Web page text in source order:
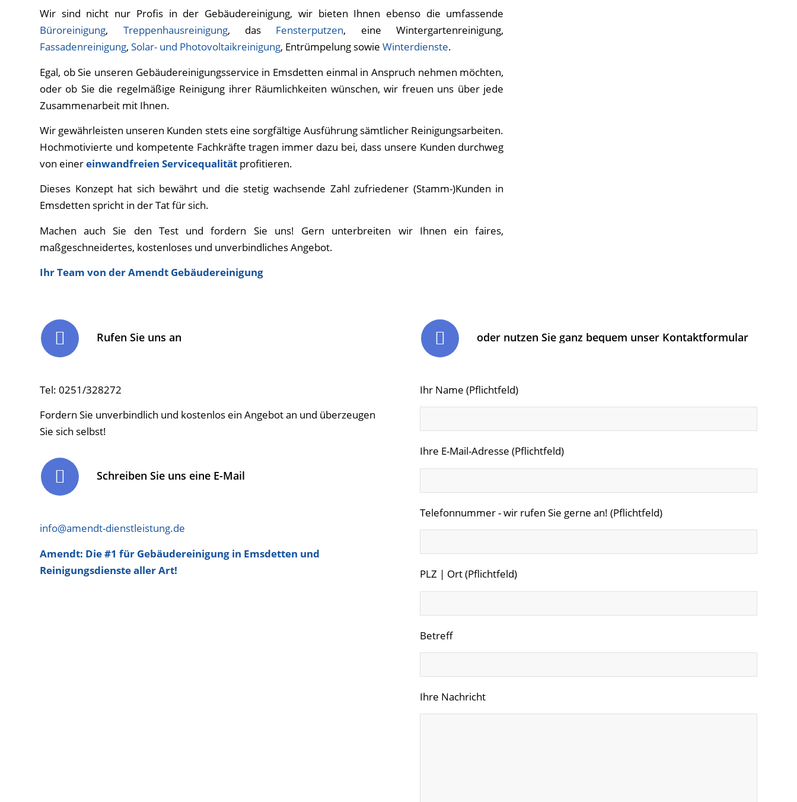
Wir sind nicht nur Profis in der Gebäudereinigung, wir bieten Ihnen ebenso die umfassende
Büroreinigung, Treppenhausreinigung, das Fensterputzen, eine Wintergartenreinigung,
Fassadenreinigung, Solar- und Photovoltaikreinigung, Entrümpelung sowie Winterdienste.
Egal, ob Sie unseren Gebäudereinigungsservice in Emsdetten einmal in Anspruch nehmen möchten,
oder ob Sie die regelmäßige Reinigung ihrer Räumlichkeiten wünschen, wir freuen uns über jede
Zusammenarbeit mit Ihnen.
Wir gewährleisten unseren Kunden stets eine sorgfältige Ausführung sämtlicher Reinigungsarbeiten.
Hochmotivierte und kompetente Fachkräfte tragen immer dazu bei, dass unsere Kunden durchweg
von einereinwandfreien Servicequalität profitieren.
Dieses Konzept hat sich bewährt und die stetig wachsende Zahl zufriedener (Stamm-)Kunden in
Emsdetten spricht in der Tat für sich.
Machen auch Sie den Test und fordern Sie uns! Gern unterbreiten wir Ihnen ein faires,
maßgeschneidertes, kostenloses und unverbindliches Angebot.
Ihr Team von der Amendt Gebäudereinigung
Rufen Sie uns an
Tel: 0251/328272
Fordern Sie unverbindlich und kostenlos ein Angebot an und überzeugen
Sie sich selbst!
Schreiben Sie uns eine E-Mail
info@amendt-dienstleistung.de
Amendt: Die #1 für Gebäudereinigung in Emsdetten und
Reinigungsdienste aller Art!
oder nutzen Sie ganz bequem unser Kontaktformular
Ihr Name (Pflichtfeld)
Ihre E-Mail-Adresse (Pflichtfeld)
Telefonnummer - wir rufen Sie gerne an! (Pflichtfeld)
PLZ | Ort (Pflichtfeld)
Betreff
Ihre Nachricht